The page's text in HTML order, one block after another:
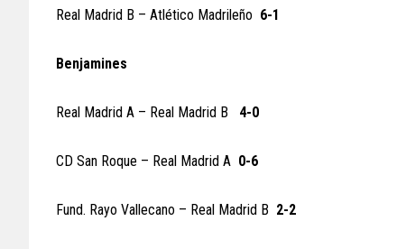
Real Madrid B – Atlético Madrileño 6-1
Benjamines
Real Madrid A – Real Madrid B 4-0
CD San Roque – Real Madrid A 0-6
Fund. Rayo Vallecano – Real Madrid B 2-2